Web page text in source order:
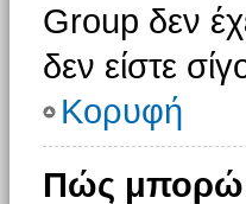
Group δεν
δεν είστε
Κορυφή
Πώς μπορώ